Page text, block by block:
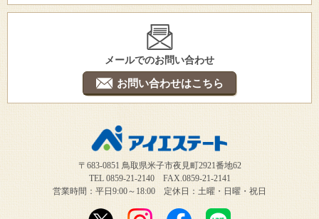
メールでのお問い合わせ
お問い合わせはこちら
〒683-0851 鳥取県米子市夜見町2921番地62
TEL 0859-21-2140 FAX.0859-21-2141
営業時間：平日9:00～18:00 定休日：土曜・日曜・祝日